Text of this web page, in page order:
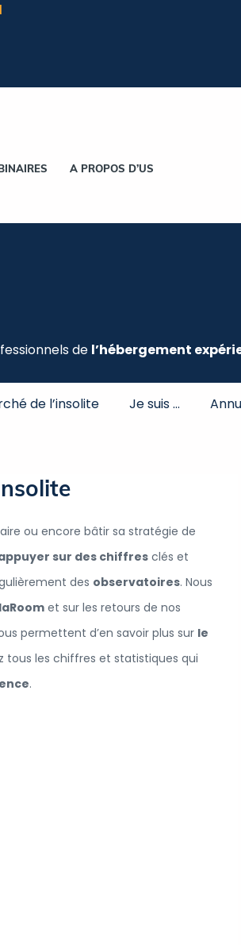
A PROPOS D’US
de l’hébergement
de l’insolite Je suis …
ou encore bâtir sa stratégie de
sur des chiffresclés et
des observatoires. Nous
et sur les retours de nos
permettent d’en savoir plus sur le
tous les chiffres et statistiques qui
.